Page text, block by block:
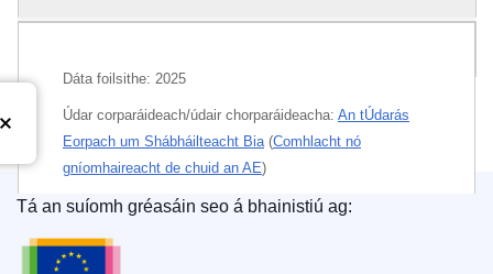
Dáta foilsithe: 2025
Údar corparáideach/údair chorparáideacha: An tÚdarás
Eorpach um Shábháilteacht Bia(Comhlacht nó
gníomhaireacht de chuid an AE)
Téamaí:Teicneolaíocht bia agus sábháilteacht bia
Ábhar:
Oifig Foilseachán an Aontais Eorpaigh
Tá an suíomh gréasáin seo á bhainistiú ag: